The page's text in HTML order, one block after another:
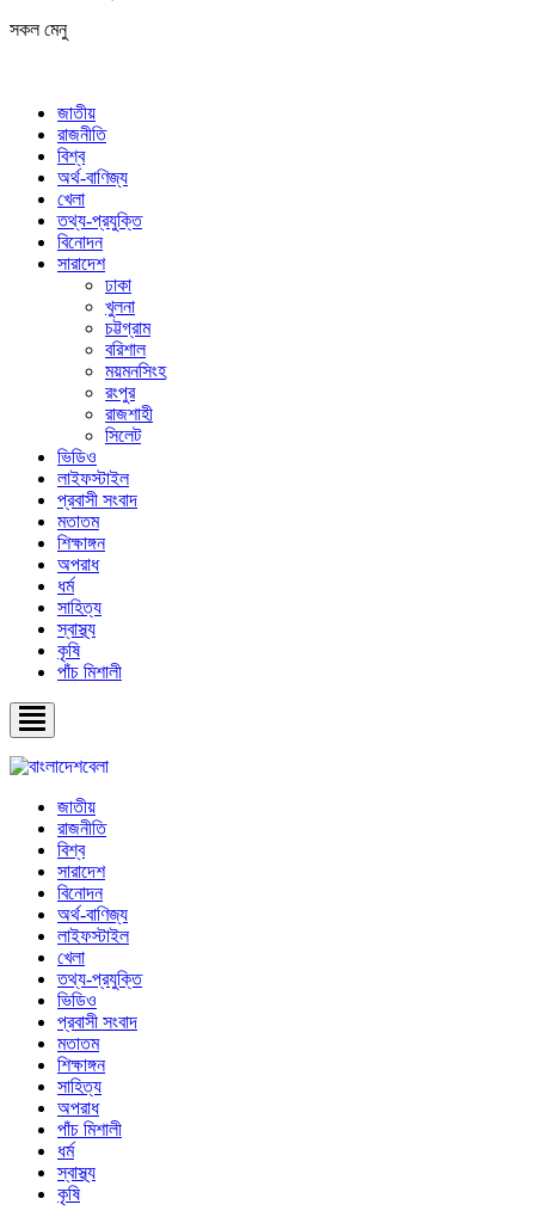
সকল মেনু
জাতীয়
রাজনীতি
বিশ্ব
অর্থ-বাণিজ্য
খেলা
তথ্য-প্রযুক্তি
বিনোদন
সারাদেশ
ঢাকা
খুলনা
চট্টগ্রাম
বরিশাল
ময়মনসিংহ
রংপুর
রাজশাহী
সিলেট
ভিডিও
লাইফস্টাইল
প্রবাসী সংবাদ
মতাতম
শিক্ষাঙ্গন
অপরাধ
ধর্ম
সাহিত্য
স্বাস্থ্য
কৃষি
পাঁচ মিশালী
জাতীয়
রাজনীতি
বিশ্ব
সারাদেশ
বিনোদন
অর্থ-বাণিজ্য
লাইফস্টাইল
খেলা
তথ্য-প্রযুক্তি
ভিডিও
প্রবাসী সংবাদ
মতাতম
শিক্ষাঙ্গন
সাহিত্য
অপরাধ
পাঁচ মিশালী
ধর্ম
স্বাস্থ্য
কৃষি